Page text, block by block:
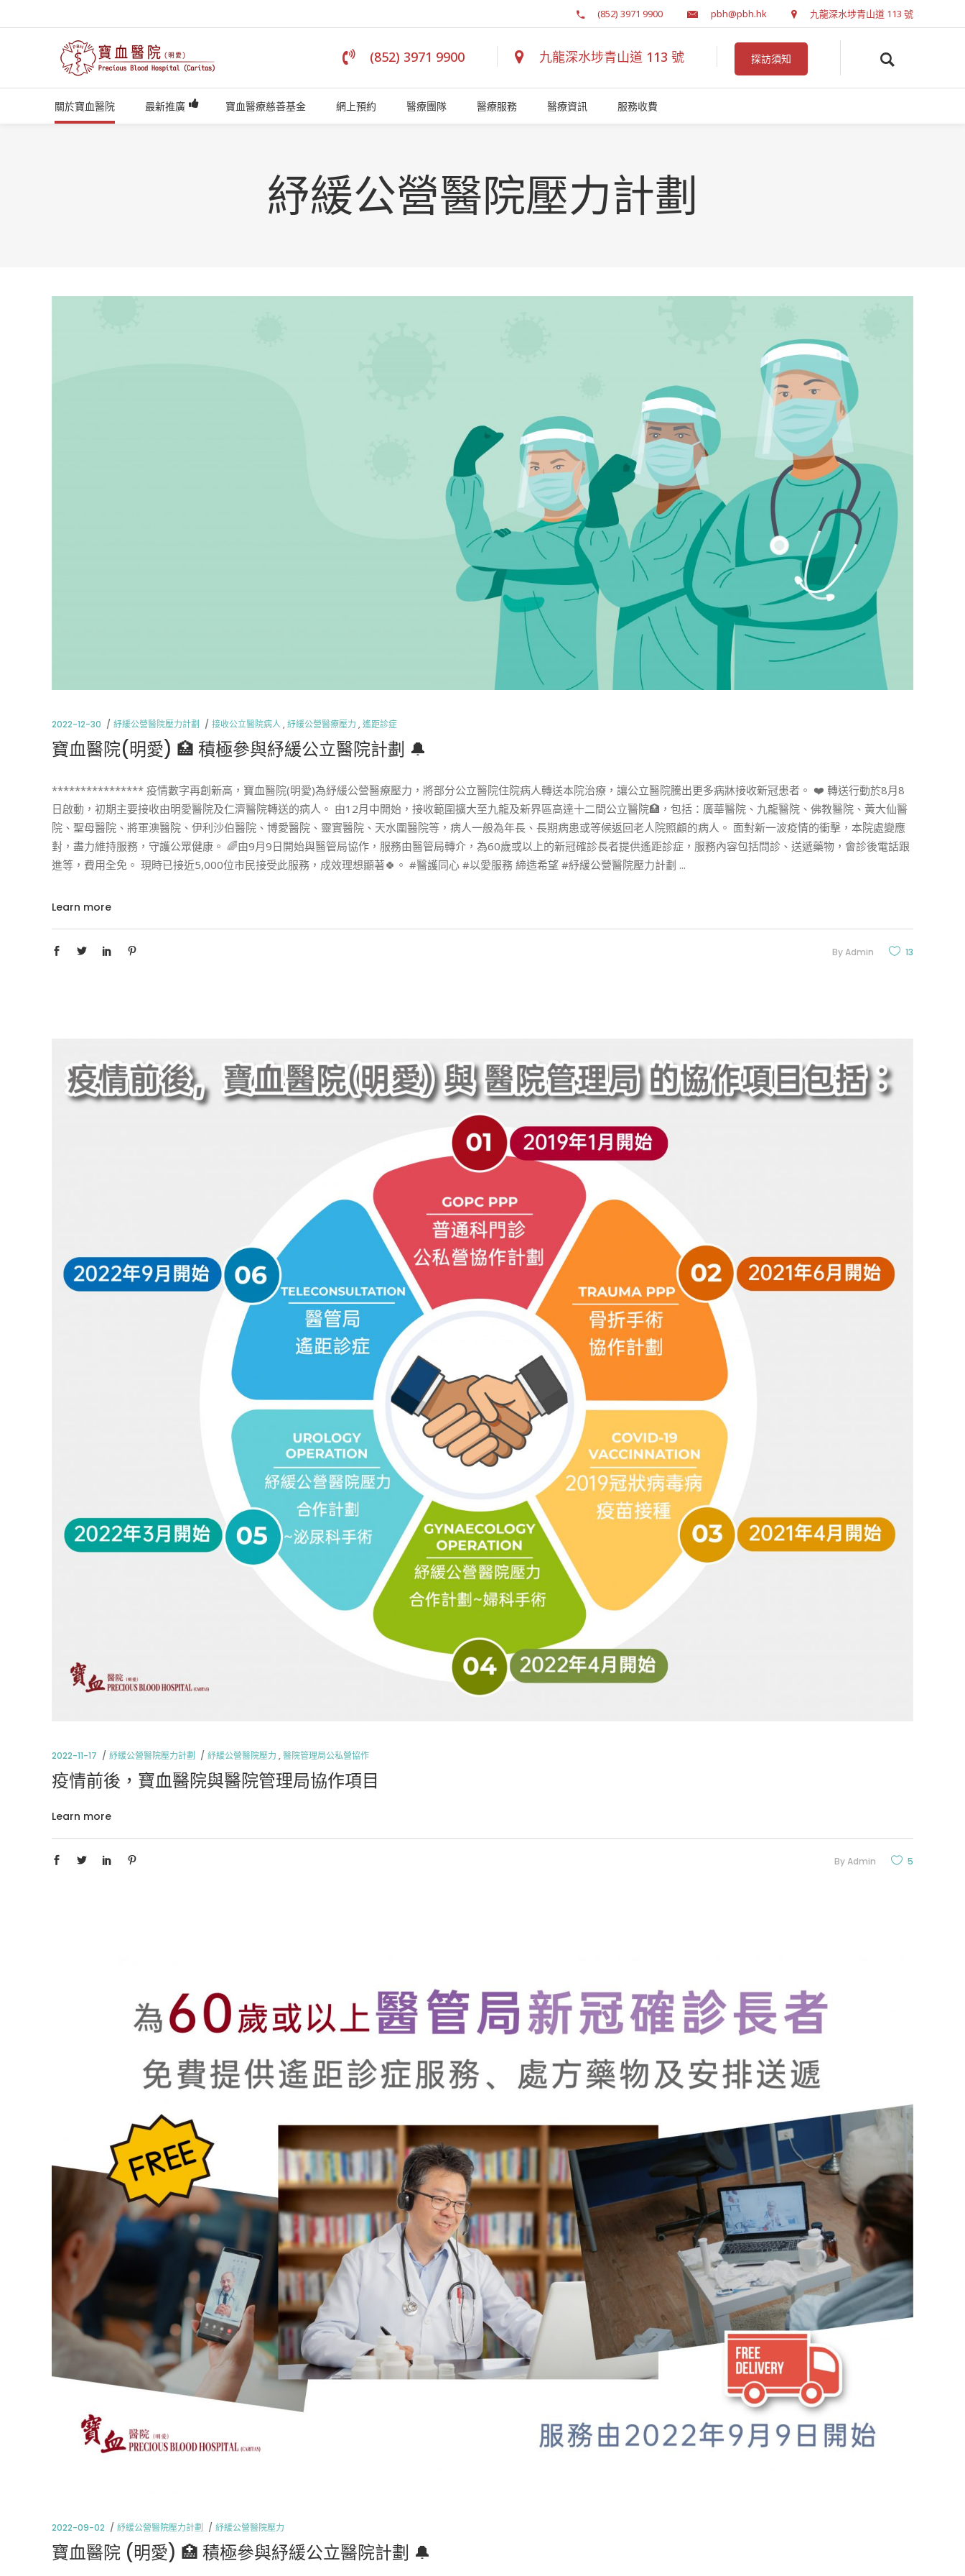
(852) 3971 9900 pbh@pbh.hk 九龍深水埗青山道 113 號
(852) 3971 9900 九龍深水埗青山道 113 號 探訪須知
關於寶血醫院 最新推廣 寶血醫療慈善基金 網上預約 醫療團隊 醫療服務 醫療資訊 服務收費
紓緩公營醫院壓力計劃
2022-12-30 紓緩公營醫院壓力計劃 接收公立醫院病人,紓緩公營醫療壓力 ,遙距診症
寶血醫院(明愛) 🏥 積極參與紓緩公立醫院計劃 🔔
**************** 疫情數字再創新高，寶血醫院(明愛)為紓緩公營醫療壓力，將部分公立醫院住院病人轉送本院治療，讓公立醫院騰出更多病牀接收新冠患者。 ❤️ 轉送行動於8月8
日啟動，初期主要接收由明愛醫院及仁濟醫院轉送的病人。 由12月中開始，接收範圍擴大至九龍及新界區高達十二間公立醫院🏥，包括：廣華醫院、九龍醫院、佛教醫院、黃大仙醫
院、聖母醫院、將軍澳醫院、伊利沙伯醫院、博愛醫院、靈實醫院、天水圍醫院等，病人一般為年長、長期病患或等候返回老人院照顧的病人。 面對新一波疫情的衝擊，本院處變應
對，盡力維持服務，守護公眾健康。 🌈由9月9日開始與醫管局協作，服務由醫管局轉介，為60歲或以上的新冠確診長者提供遙距診症，服務內容包括問診、送遞藥物，會診後電話跟
進等，費用全免。 現時已接近5,000位市民接受此服務，成效理想顯著🍀。 #醫護同心 #以愛服務 締造希望 #紓緩公營醫院壓力計劃
Learn more
ByAdmin 13
2022-11-17 紓緩公營醫院壓力計劃 紓緩公營醫院壓力 ,醫院管理局公私營協作
疫情前後，寶血醫院與醫院管理局協作項目
Learn more
ByAdmin 5
2022-09-02 紓緩公營醫院壓力計劃 紓緩公營醫院壓力
寶血醫院 (明愛) 🏥 積極參與紓緩公立醫院計劃 🔔